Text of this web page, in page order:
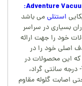
:
استنلیمی باشد
بسیاری در سراسر
خود را جهت ارائه
اصلی خود را در
که این محصولات در
ماجراجویی ها و سخت ترین شرایط مانند دمای 70- درجه سانتی گراد،
از ارتفاع 1200 متری و حتی اصابت گلوله مقاوم